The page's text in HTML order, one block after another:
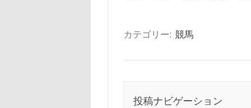
カテゴリー: 競馬
投稿ナビゲーション